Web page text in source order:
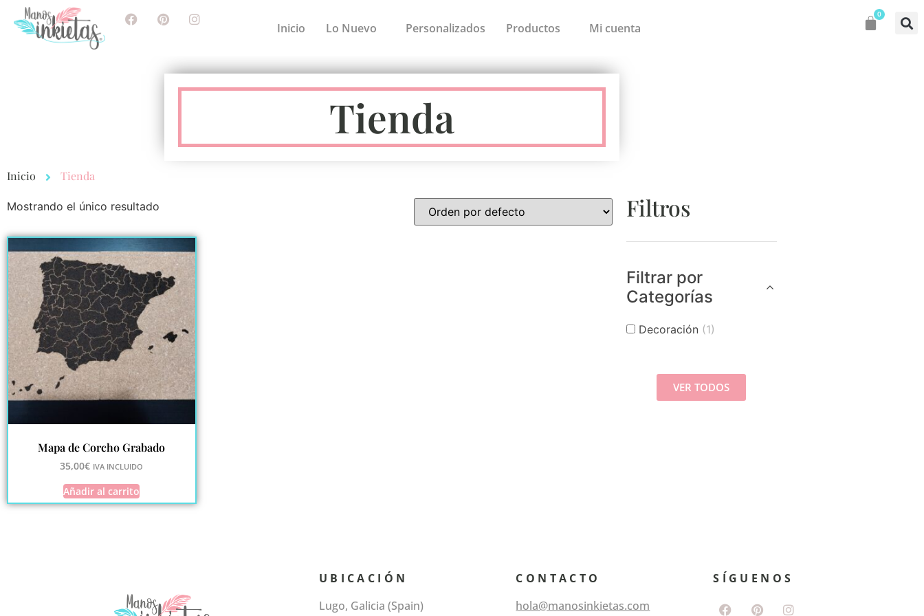
Inicio Lo Nuevo Personalizados Productos Mi cuenta
0
Tienda
Inicio Tienda
Mostrando el único resultado
Mapa de Corcho Grabado
35,00€ IVA INCLUIDO
Añadir al carrito
Filtros
Filtrar por
Categorías
Decoración (1)
VER TODOS
UBICACIÓN
Lugo, Galicia (Spain)
CONTACTO
hola@manosinkietas.com
SÍGUENOS